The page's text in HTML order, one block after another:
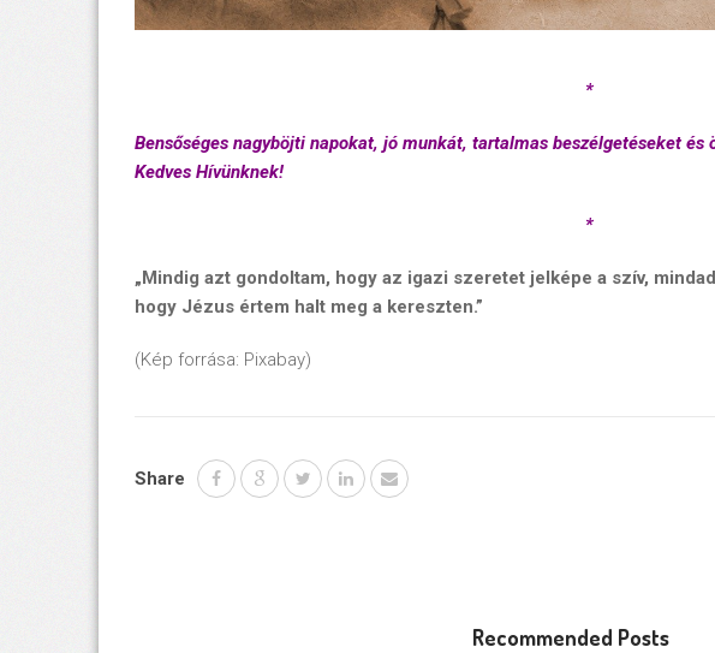
*
Bensőséges nagyböjti napokat, jó munkát, tartalmas beszélgetéseket
Kedves Hívünknek!
*
„Mindig azt gondoltam, hogy az igazi szeretet jelképe a szív,
hogy Jézus értem halt meg a kereszten.”
(Kép forrása: Pixabay)
Share
Recommended Posts